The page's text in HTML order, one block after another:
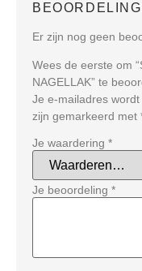
Er zijn nog geen
Wees de eerste om
NAGELLAK” te
Je e-mailadres
zijn gemarkeerd met
Je waardering *
Je beoordeling *